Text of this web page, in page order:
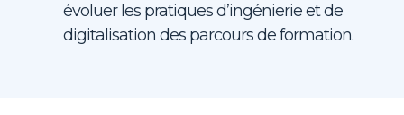
évoluer les pratiques d’ingénierie et de
digitalisation des parcours de formation.